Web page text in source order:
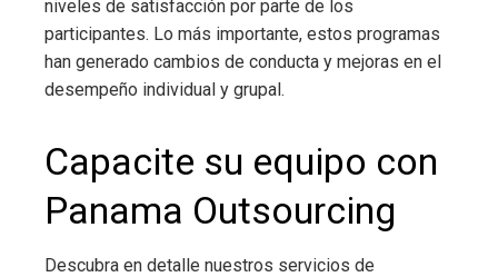
niveles de satisfacción por parte de los
participantes. Lo más importante, estos programas
han generado cambios de conducta y mejoras en el
desempeño individual y grupal.
Capacite su equipo con
Panama Outsourcing
Descubra en detalle nuestros servicios de